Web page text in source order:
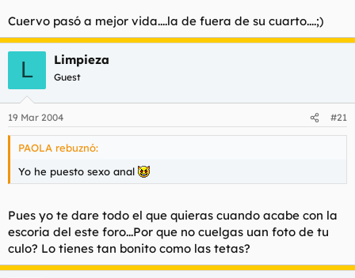
Un saludo a todos de vuestro amigo Dirk.
Cuervo pasó a mejor vida....la de fuera de su cuarto....;)
L Limpieza
Guest
19 Mar 2004 #21
PAOLA rebuznó:
Yo he puesto sexo anal
Pues yo te dare todo el que quieras cuando acabe con la
escoria del este foro...Por que no cuelgas uan foto de tu
culo? Lo tienes tan bonito como las tetas?